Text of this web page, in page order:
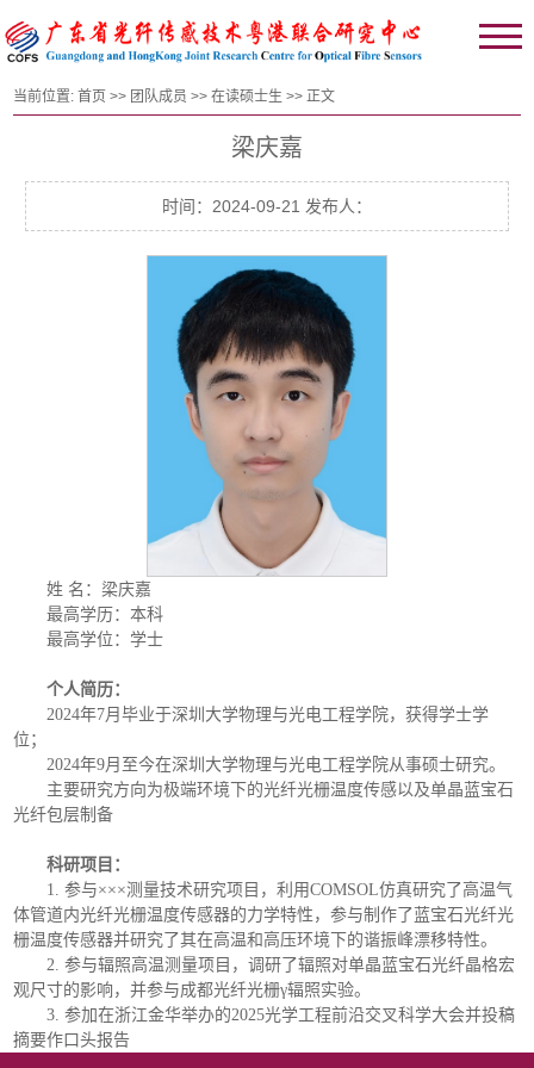
当前位置:首页 >> 团队成员 >>在读硕士生 >> 正文
梁庆嘉
时间：2024-09-21 发布人：
姓 名：梁庆嘉
最高学历：本科
最高学位：学士
个人简历：
2024年7月毕业于深圳大学物理与光电工程学院，获得学士学
位；
2024年9月至今在深圳大学物理与光电工程学院从事硕士研究。
主要研究方向为极端环境下的光纤光栅温度传感以及单晶蓝宝石
光纤包层制备
科研项目：
1. 参与×××测量技术研究项目，利用COMSOL仿真研究了高温气
体管道内光纤光栅温度传感器的力学特性，参与制作了蓝宝石光纤光
栅温度传感器并研究了其在高温和高压环境下的谐振峰漂移特性。
2. 参与辐照高温测量项目，调研了辐照对单晶蓝宝石光纤晶格宏
观尺寸的影响，并参与成都光纤光栅γ辐照实验。
3. 参加在浙江金华举办的2025光学工程前沿交叉科学大会并投稿
摘要作口头报告